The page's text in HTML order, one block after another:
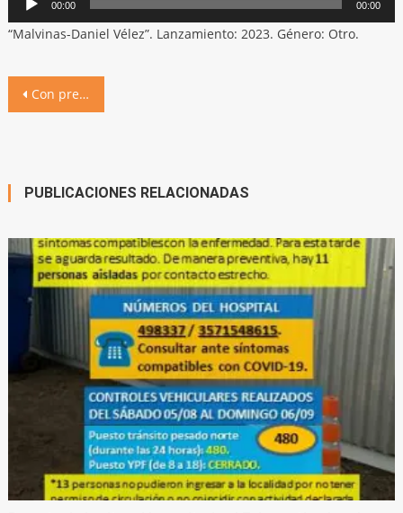
de
audio
00:00 00:00
“Malvinas-Daniel Vélez”. Lanzamiento: 2023. Género: Otro.
Navegación
Con presencia de Héroes de Malvinas, se desarrolló el acto en plaza San Martín
PUBLICACIONES RELACIONADAS